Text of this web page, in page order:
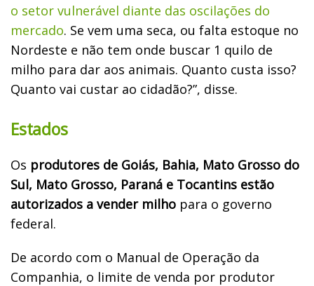
o setor vulnerável diante das oscilações do
mercado. Se vem uma seca, ou falta estoque no
Nordeste e não tem onde buscar 1 quilo de
milho para dar aos animais. Quanto custa isso?
Quanto vai custar ao cidadão?”, disse.
Estados
Os produtores de Goiás, Bahia, Mato Grosso do
Sul, Mato Grosso, Paraná e Tocantins estão
autorizados a vender milho para o governo
federal.
De acordo com o Manual de Operação da
Companhia, o limite de venda por produtor